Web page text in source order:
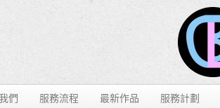
們 服務流程 最新作品 服務計劃